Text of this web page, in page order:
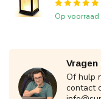
Op voorraad
Of hulp
contact